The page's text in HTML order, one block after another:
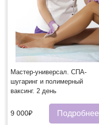
Мастер-универсал. СПА-
шугаринг и полимерный
ваксинг. 2 день
9 000₽ Подробнее